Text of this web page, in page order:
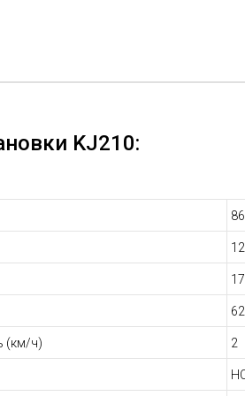
повысить производительность и
когда требуется быстрое
KJ210:
(км/ч) 2